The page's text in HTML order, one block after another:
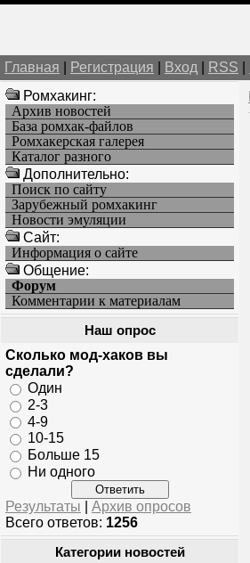
Главная Регистрация Вход RSS
Ромхакинг:
Архив новостей
База ромхак-файлов
Ромхакерская галерея
Каталог разного
Дополнительно:
Поиск по сайту
Зарубежный ромхакинг
Новости эмуляции
Cайт:
Информация о сайте
Общение:
Форум
Комментарии к материалам
Наш опрос
Сколько мод-хаков вы
сделали?
Один
2-3
4-9
10-15
Больше 15
Ни одного
Результаты
Архив опросов
Всего ответов: 1256
Категории новостей